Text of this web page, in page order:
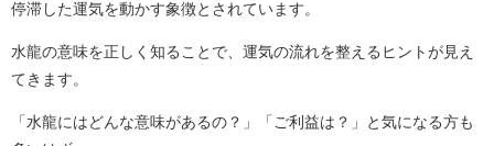
停滞した運気を動かす象徴とされています。
水龍の意味を正しく知ることで、運気の流れを整えるヒントが見え
てきます。
「水龍にはどんな意味があるの？」「ご利益は？」と気になる方も